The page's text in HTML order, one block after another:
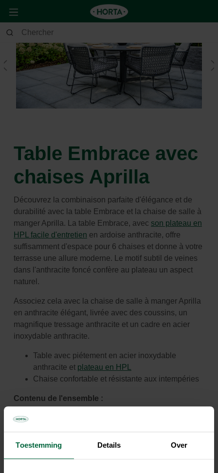
Toestemming Details Over
Table Embrace avec
chaises Aprilla
Découvrez la combinaison parfaite d'élégance et de
durabilité avec la table Embrace et la chaise de salle à
manger Aprilla. La table Embrace, avec son plateau en
HPL facile d'entretien en ardoise anthracite, offre
suffisamment d'espace pour 6 chaises et donne à votre
terrasse une allure moderne. Le motif subtil de veines
dans l'anthracite foncé confère au plateau un aspect
naturel.
Associez cela avec la chaise de salle à manger Aprilla
en anthracite élégant, livrée avec des coussins, un
magnifique tressage anthracite et un cadre en acier
inoxydable anthracite.
Table avec piétement en acier inoxydable
anthracite et plateau en HPL
Chaise confortable et résistante aux intempéries
Contenu de l'ensemble :
67 x H 85,5 cm, hauteur d'assise 47 cm